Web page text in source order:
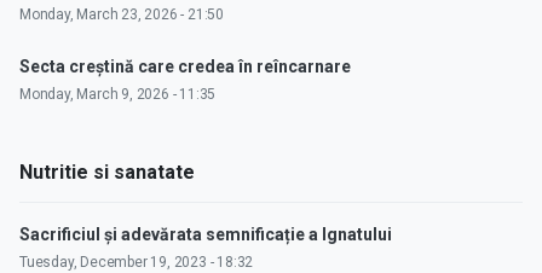
Monday, March 23, 2026 - 21:50
Secta creștină care credea în reîncarnare
Monday, March 9, 2026 - 11:35
Nutritie si sanatate
Sacrificiul și adevărata semnificație a Ignatului
Tuesday, December 19, 2023 - 18:32